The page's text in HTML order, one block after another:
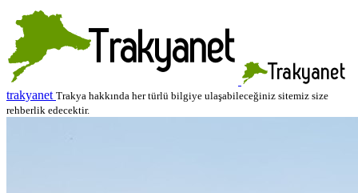
trakyanet Trakya hakkında her türlü bilgiye ulaşabileceğiniz sitemiz size
rehberlik edecektir.